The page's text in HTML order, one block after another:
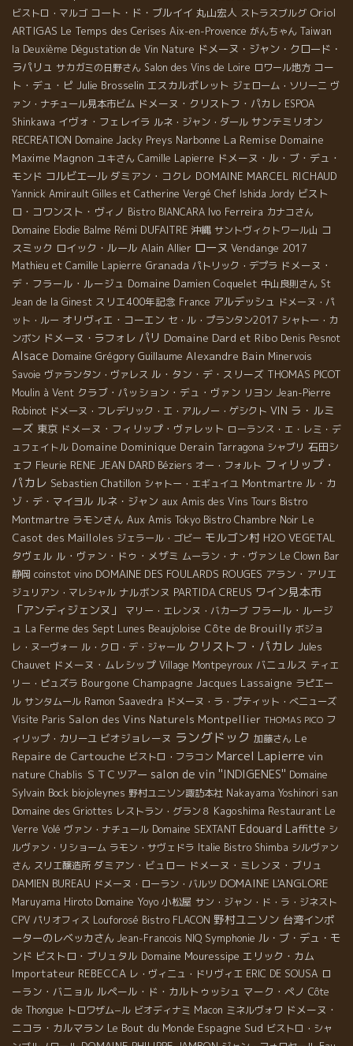
ビストロ・マルゴ コート・ド・ブルイイ 丸山宏人 ストラスブルグ Oriol
ARTIGAS Le Temps des Cerises Aix-en-Provence がんちゃん Taiwan
la Deuxième Dégustation de Vin Nature ドメーヌ・ジャン・クロード・
ラパリュ サカガミの日野さん Salon des Vins de Loire ロワール地方 コー
ト・デュ・ピ Julie Brosselin エスカルポレット ジェローム・ソリーニ ヴ
ァン・ナチュール見本市ビム ドメーヌ・クリストフ・パカレ ESPOA
Shinkawa イヴォ・フェレイラ ルネ・ジャン・ダール サンテミリオン
RECREATION Domaine Jacky Preys Narbonne La Remise Domaine
Maxime Magnon ユキさん Camille Lapierre ドメーヌ・ル・ブ・デュ・
モンド コルビエール ダミアン・コクレ DOMAINE MARCEL RICHAUD
Yannick Amirault Gilles et Catherine Vergé Chef Ishida Jordy ビスト
ロ・コワンスト・ヴィノ Bistro BIANCARA Ivo Ferreira カナコさん
Domaine Elodie Balme Rémi DUFAITRE 沖縄 サントヴィクトワール山 コ
スミック ロイック・ルール Alain Allier ローヌ Vendange 2017
Mathieu et Camille Lapierre Granada パトリック・デプラ ドメーヌ・
デ・フラール・ルージュ Domaine Damien Coquelet 中山良則さん St
Jean de la Ginest スリエ400年記念 France アルデッシュ ドメーヌ・パ
ット・ルー オリヴィエ・コーエン セ・ル・プランタン2017 シャトー・カ
ンボン ドメーヌ・ラフォレ パリ Domaine Dard et Ribo Denis Pesnot
Alsace Domaine Grégory Guillaume Alexandre Bain Minervois
Savoie ヴァランタン・ヴァレス ル・タン・デ・スリーズ THOMAS PICOT
Moulin à Vent クラブ・パッション・デュ・ヴァン リヨン Jean-Pierre
Robinot ドメーヌ・フレデリック・エ・アルノー・ゲシクト VIN ラ・ルミ
ーズ 東京 ドメーヌ・フィリップ・ヴァレット ローランス・エ・レミ・デ
ュフェイトル Domaine Dominique Derain Tarragona シャブリ 石田シ
ェフ Fleurie RENE JEAN DARD Béziers オー・フォルト フィリップ・
パカレ Sebastien Chatillon シャトー・エギュイユ Montmartre ル・カ
ゾ・デ・マイヨル ルネ・ジャン aux Amis des Vins Tours Bistro
Montmartre ラモンさん Aux Amis Tokyo Bistro Chambre Noir Le
Casot des Mailloles ジェラール・ゴビー モルゴン村 H2O VEGETAL
タヴェル ル・ヴァン・ドゥ・メザミ ムーラン・ナ・ヴァン Le Clown Bar
静岡 coinstot vino DOMAINE DES FOULARDS ROUGES アラン・アリエ
ジュリアン・マレシャル ナルボンヌ PARTIDA CREUS ワイン見本市
「アンディジェンヌ」
マリー・エレンヌ・バカーブ フラール・ルージ
ュ La Ferme des Sept Lunes Beaujoloise Côte de Brouilly ボジョ
レ・ヌーヴォー ル・クロ・デ・ジャール クリストフ・パカレ Jules
Chauvet ドメーヌ・ムレシップ Village Montpeyroux バニュルス ティエ
リー・ピュズラ Bourgone Champagne Jacques Lassaigne ラピエー
ル サンタムール Ramon Saavedra ドメーヌ・ラ・プティット・べニューズ
Visite Paris Salon des Vins Naturels Montpellier THOMAS PICO フ
ィリップ・カリーユ ビオジョレーヌ ラングドック 加藤さん Le
Repaire de Cartouche ビストロ・フラコン Marcel Lapierre vin
nature Chablis ＳＴＣツアー salon de vin ''INDIGENES'' Domaine
Sylvain Bock biojoleynes 野村ユニソン諏訪本社 Nakayama Yoshinori san
Domaine des Griottes レストラン・グラン８ Kagoshima Restaurant Le
Verre Volé ヴァン・ナチュール Domaine SEXTANT Edouard Laffitte シ
ルヴァン・リショーム ラモン・サヴェドラ Italie Bistro Shimba シルヴァン
さん スリエ醸造所 ダミアン・ビュロー ドメーヌ・ミレンヌ・ブリュ
DAMIEN BUREAU ドメーヌ・ローラン・バルツ DOMAINE L'ANGLORE
Maruyama Hiroto Domaine Yoyo 小松屋 サン・ジャン・ド・ラ・ジネスト
CPV パリオフィス Louforosé Bistro FLACON 野村ユニソン 台湾インポ
ーターのレベッカさん Jean-Francois NIQ Symphonie ル・ブ・デュ・モ
ンド ビストロ・ブリュタル Domaine Mouressipe エリック・カム
Importateur REBECCA レ・ヴィニュ・ドリヴィエ ERIC DE SOUSA ロ
ーラン・バニョル ルペール・ド・カルトゥッシュ マーク・ペノ Côte
de Thongue トロワザム−ル ビオディナミ Macon ミネルヴォワ ドメーヌ・
ニコラ・カルマラン Le Bout du Monde Espagne Sud ビストロ・シャ